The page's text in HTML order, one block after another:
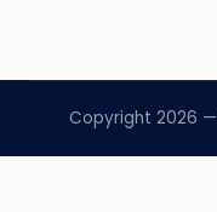
Copyright 2026 —